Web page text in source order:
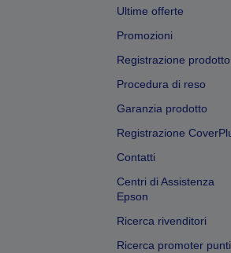
Ultime offerte
Promozioni
Registrazione prodotto
Procedura di reso
Garanzia prodotto
Registrazione
Contatti
Centri di Assistenza
Epson
Ricerca rivenditori
Ricerca promoter punti